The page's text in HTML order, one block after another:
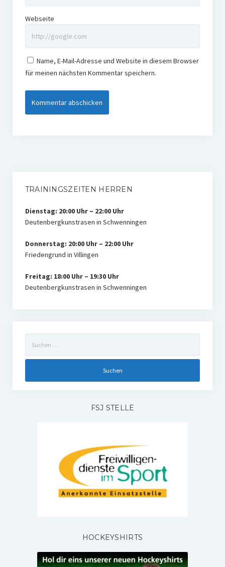
Webseite
Name, E-Mail-Adresse und Website in diesem Browser
für meinen nächsten Kommentar speichern.
TRAININGSZEITEN HERREN
Dienstag: 20:00 Uhr – 22:00 Uhr
Deutenbergkunstrasen in Schwenningen
Donnerstag: 20:00 Uhr – 22:00 Uhr
Friedengrund in Villingen
Freitag: 18:00 Uhr – 19:30 Uhr
Deutenbergkunstrasen in Schwenningen
nach:
FSJ STELLE
HOCKEYSHIRTS